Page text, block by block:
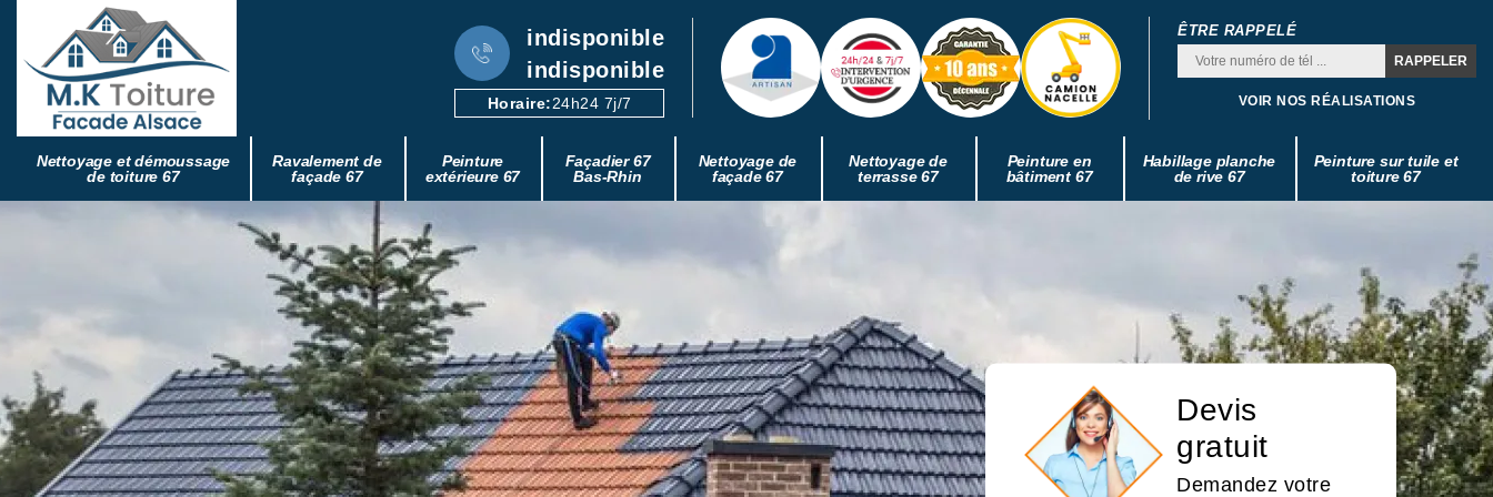
indisponible
indisponible
Horaire:24h24 7j/7
ÊTRE RAPPELÉ
VOIR NOS RÉALISATIONS
Nettoyage et démoussage
de toiture 67
Ravalement de
façade 67
Peinture
extérieure 67
Façadier 67
Bas-Rhin
Nettoyage de
façade 67
Nettoyage de
terrasse 67
Peinture en
bâtiment 67
Habillage planche
de rive 67
Peinture sur tuile et
toiture 67
Devis
gratuit
Demandez votre